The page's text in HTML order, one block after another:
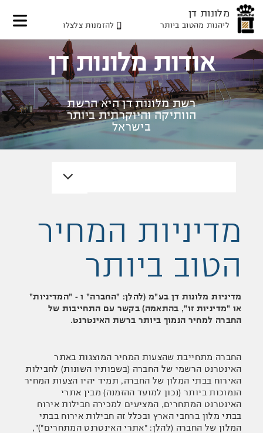
לאזור
עליון
לתוכן
לאזור
תחתון
מלונות דן
ליהנות מהטוב ביותר להזמנות צלצלו
אודות מלונות דן
רשת מלונות דן היא הרשת
הוותיקה והיוקרתית ביותר
בישראל
מדיניות המחיר
הטוב ביותר
מדיניות מלונות דן בע"מ (להלן: "החברה" ו - "המדיניות"
או "מדיניות זו", בהתאמה) בקשר עם התחייבות של
החברה למחיר הנמוך ביותר ברשת האינטרנט.
החברה מתחייבת שהצעות המחיר המוצגות באתר
האינטרנט הרשמי של החברה (בשפותיו השונות) לחבילות
האירוח בבתי המלון של החברה, תמיד יהיו הצעות המחיר
הנמוכות ביותר (נכון למועד ההזמנה) מבין אתרי
האינטרנט המתחרים, המציעים למכירה חבילות אירוח
בבתי מלון ברחבי הארץ ובכלל זה חבילות אירוח בבתי
המלון של החברה (להלן: "אתרי האינטרנט המתחרים")",